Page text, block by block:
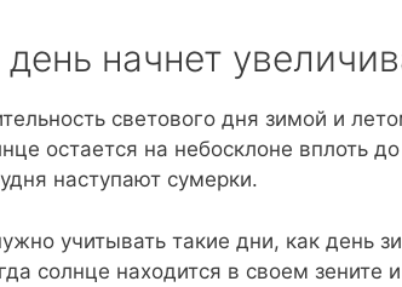
день начнет
светового дня зимой и
остается на небосклоне вплоть
наступают сумерки.
учитывать такие дни, как день
солнце находится в своем зените